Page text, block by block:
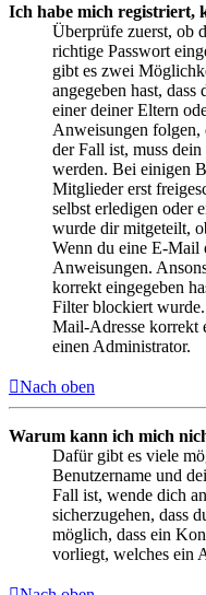
Ich habe mich registriert,
Überprüfe zuerst, ob
richtige Passwort
gibt es zwei
angegeben hast,
einer deiner Eltern
Anweisungen folgen,
der Fall ist, muss
werden. Bei einigen
Mitglieder erst
selbst erledigen oder
wurde dir mitgeteilt,
Wenn du eine E-Mail
Anweisungen.
korrekt eingegeben
Filter blockiert
Mail-Adresse korrekt
einen Administrator.
Nach oben
Warum kann ich mich
Dafür gibt es viele
Benutzername und
Fall ist, wende dich
sicherzugehen, dass
möglich, dass ein
vorliegt, welches ein